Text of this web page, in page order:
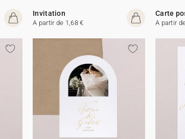
Invitation
A partir de 1,68 €
Carte
A partir